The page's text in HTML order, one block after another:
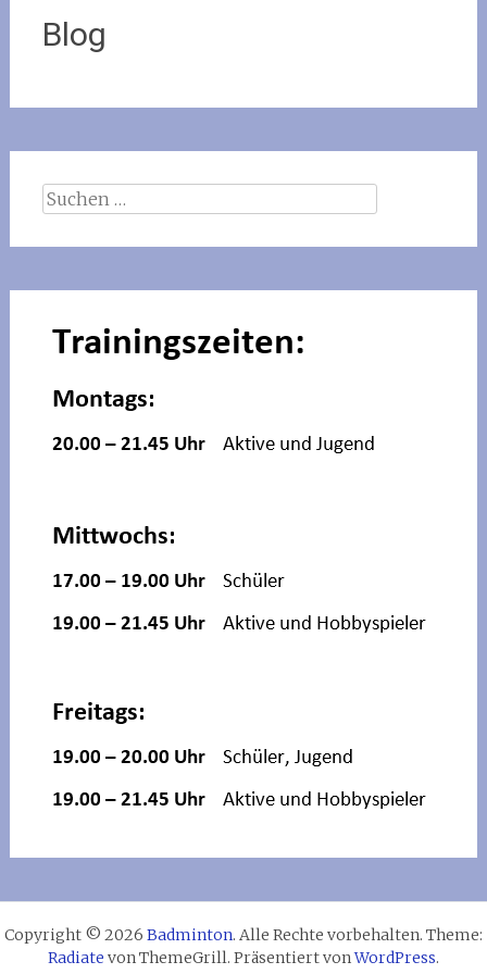
Blog
Suchen
Copyright © 2026 Badminton. Alle Rechte vorbehalten. Theme:
Radiate von ThemeGrill. Präsentiert vonWordPress.